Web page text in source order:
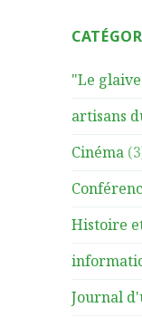
r
h
r
"Le
artisans
Cinéma
Histoire
Journal